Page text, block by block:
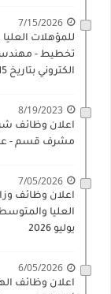
7/15/2026
للمؤهلات
تخطيط - مهندس
الكتروني بتاريخ 15-7-2026
8/19/2023
اعلان وظائف
مشرف قسم - عمال -
7/05/2026
اعلان وظائف
يوليو 2026
6/05/2026
اعلان وظائف